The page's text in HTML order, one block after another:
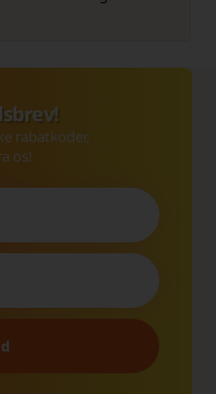
rabatkoder,
os!